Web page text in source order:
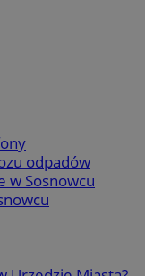
odpadów
w Sosnowcu